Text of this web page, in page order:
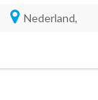
Nederland,